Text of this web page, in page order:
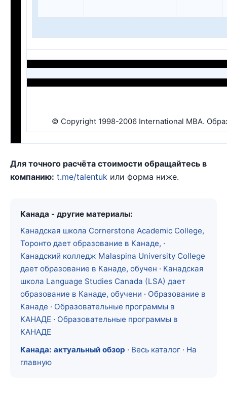
© Copyright 1998-2006 International MBA.
Для точного расчёта стоимости обращайтесь в
компанию: t.me/talentuk или форма ниже.
Канада - другие материалы:
Канадская школа Cornerstone Academic College,
Торонто дает образование в Канаде, ·
Канадский колледж Malaspina University College
дает образование в Канаде, обучен · Канадская
школа Language Studies Canada (LSA) дает
образование в Канаде, обучени · Образование в
Канаде · Образовательные программы в
КАНАДЕ · Образовательные программы в
КАНАДЕ
Канада: актуальный обзор · Весь каталог · На
главную